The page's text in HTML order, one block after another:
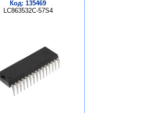
Код: 135469
LC863532C-57S4